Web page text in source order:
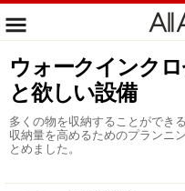
ウォークインク
と欲しい設備
多くの物を収納することができ
収納量を高めるためのプランニ
とめました。